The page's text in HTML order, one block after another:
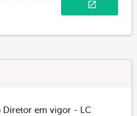
Diretor em vigor - LC